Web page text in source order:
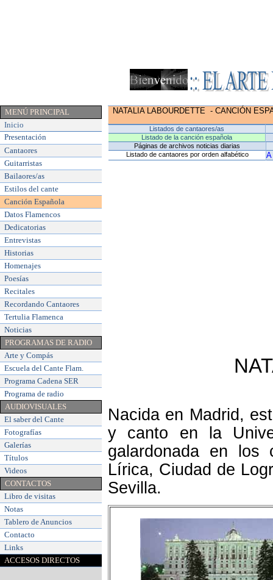
MENÚ PRINCIPAL
Inicio
Presentación
Cantaores
Guitarristas
Bailaores/as
Estilos del cante
Canción Española
Datos Flamencos
Dedicatorias
Entrevistas
Historias
Homenajes
Poesías
Recitales
Recordando Cantaores
Tertulia Flamenca
Noticias
PROGRAMAS DE RADIO
Arte y Compás
Escuela del Cante Flam.
Programa Cadena SER
Programa de radio
AUDIOVISUALES
El saber del Cante
Fotografías
Galerías
Títulos
Videos
CONTACTOS
Libro de visitas
Notas
Tablero de Anuncios
Contacto
Links
ACCESOS DIRECTOS
NATALIA LABOURDETTE -CANCIÓN
Listados de cantaores/as
Listado de la canción española
Páginas de archivos noticias diarias
Listado de cantaores por orden alfabético
A
Nacida en Madrid,
y canto en la
galardonada en los
Lírica, Ciudad de
Sevilla.